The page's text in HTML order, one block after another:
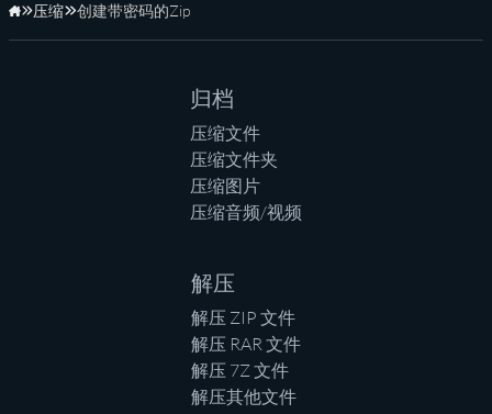
主页
压缩 创建带密码的Zip
归档
压缩文件
压缩文件夹
压缩图片
压缩音频/视频
解压
解压 ZIP 文件
解压 RAR 文件
解压 7Z 文件
解压其他文件